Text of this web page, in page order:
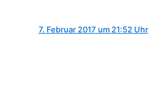
7. Februar 2017 um 21:52 Uhr